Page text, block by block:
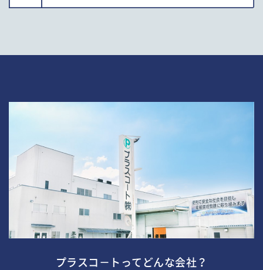
プラスコ－トってどんな会社？